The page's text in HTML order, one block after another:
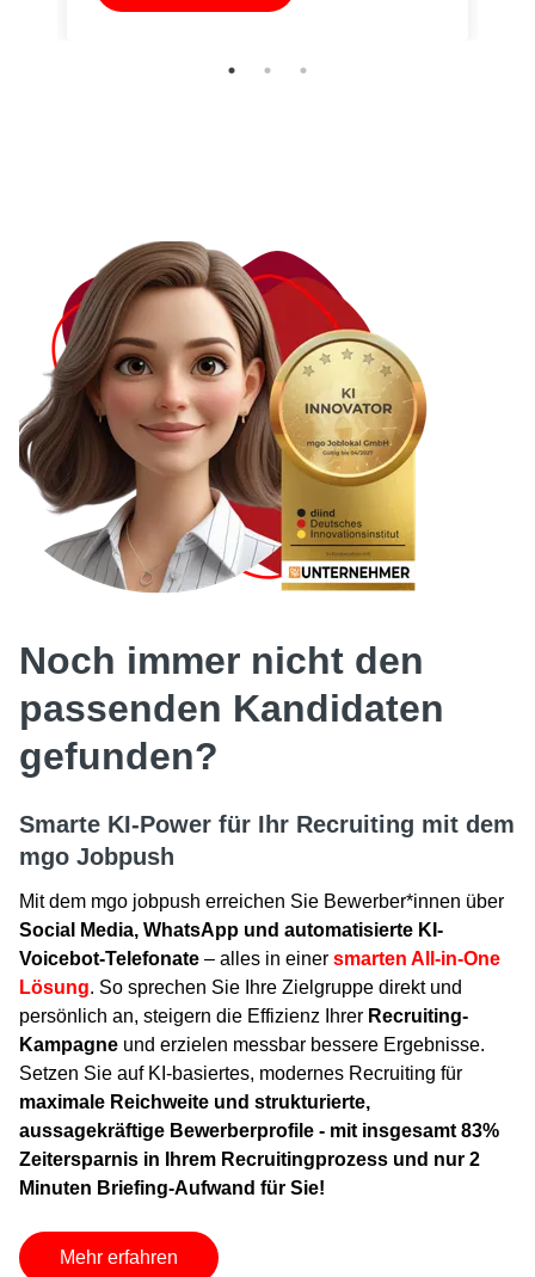
Noch immer nicht den
passenden Kandidaten
gefunden?
Smarte KI-Power für Ihr Recruiting mit dem
mgo Jobpush
Mit dem mgo jobpush erreichen Sie Bewerber*innen über
Social Media, WhatsApp und automatisierte KI-
Voicebot-Telefonate – alles in einer smarten All-in-One
Lösung. So sprechen Sie Ihre Zielgruppe direkt und
persönlich an, steigern die Effizienz Ihrer Recruiting-
Kampagne und erzielen messbar bessere Ergebnisse.
Setzen Sie auf KI-basiertes, modernes Recruiting für
maximale Reichweite und strukturierte,
aussagekräftige Bewerberprofile - mit insgesamt 83%
Zeitersparnis in Ihrem Recruitingprozess und nur 2
Minuten Briefing-Aufwand für Sie!
Mehr erfahren